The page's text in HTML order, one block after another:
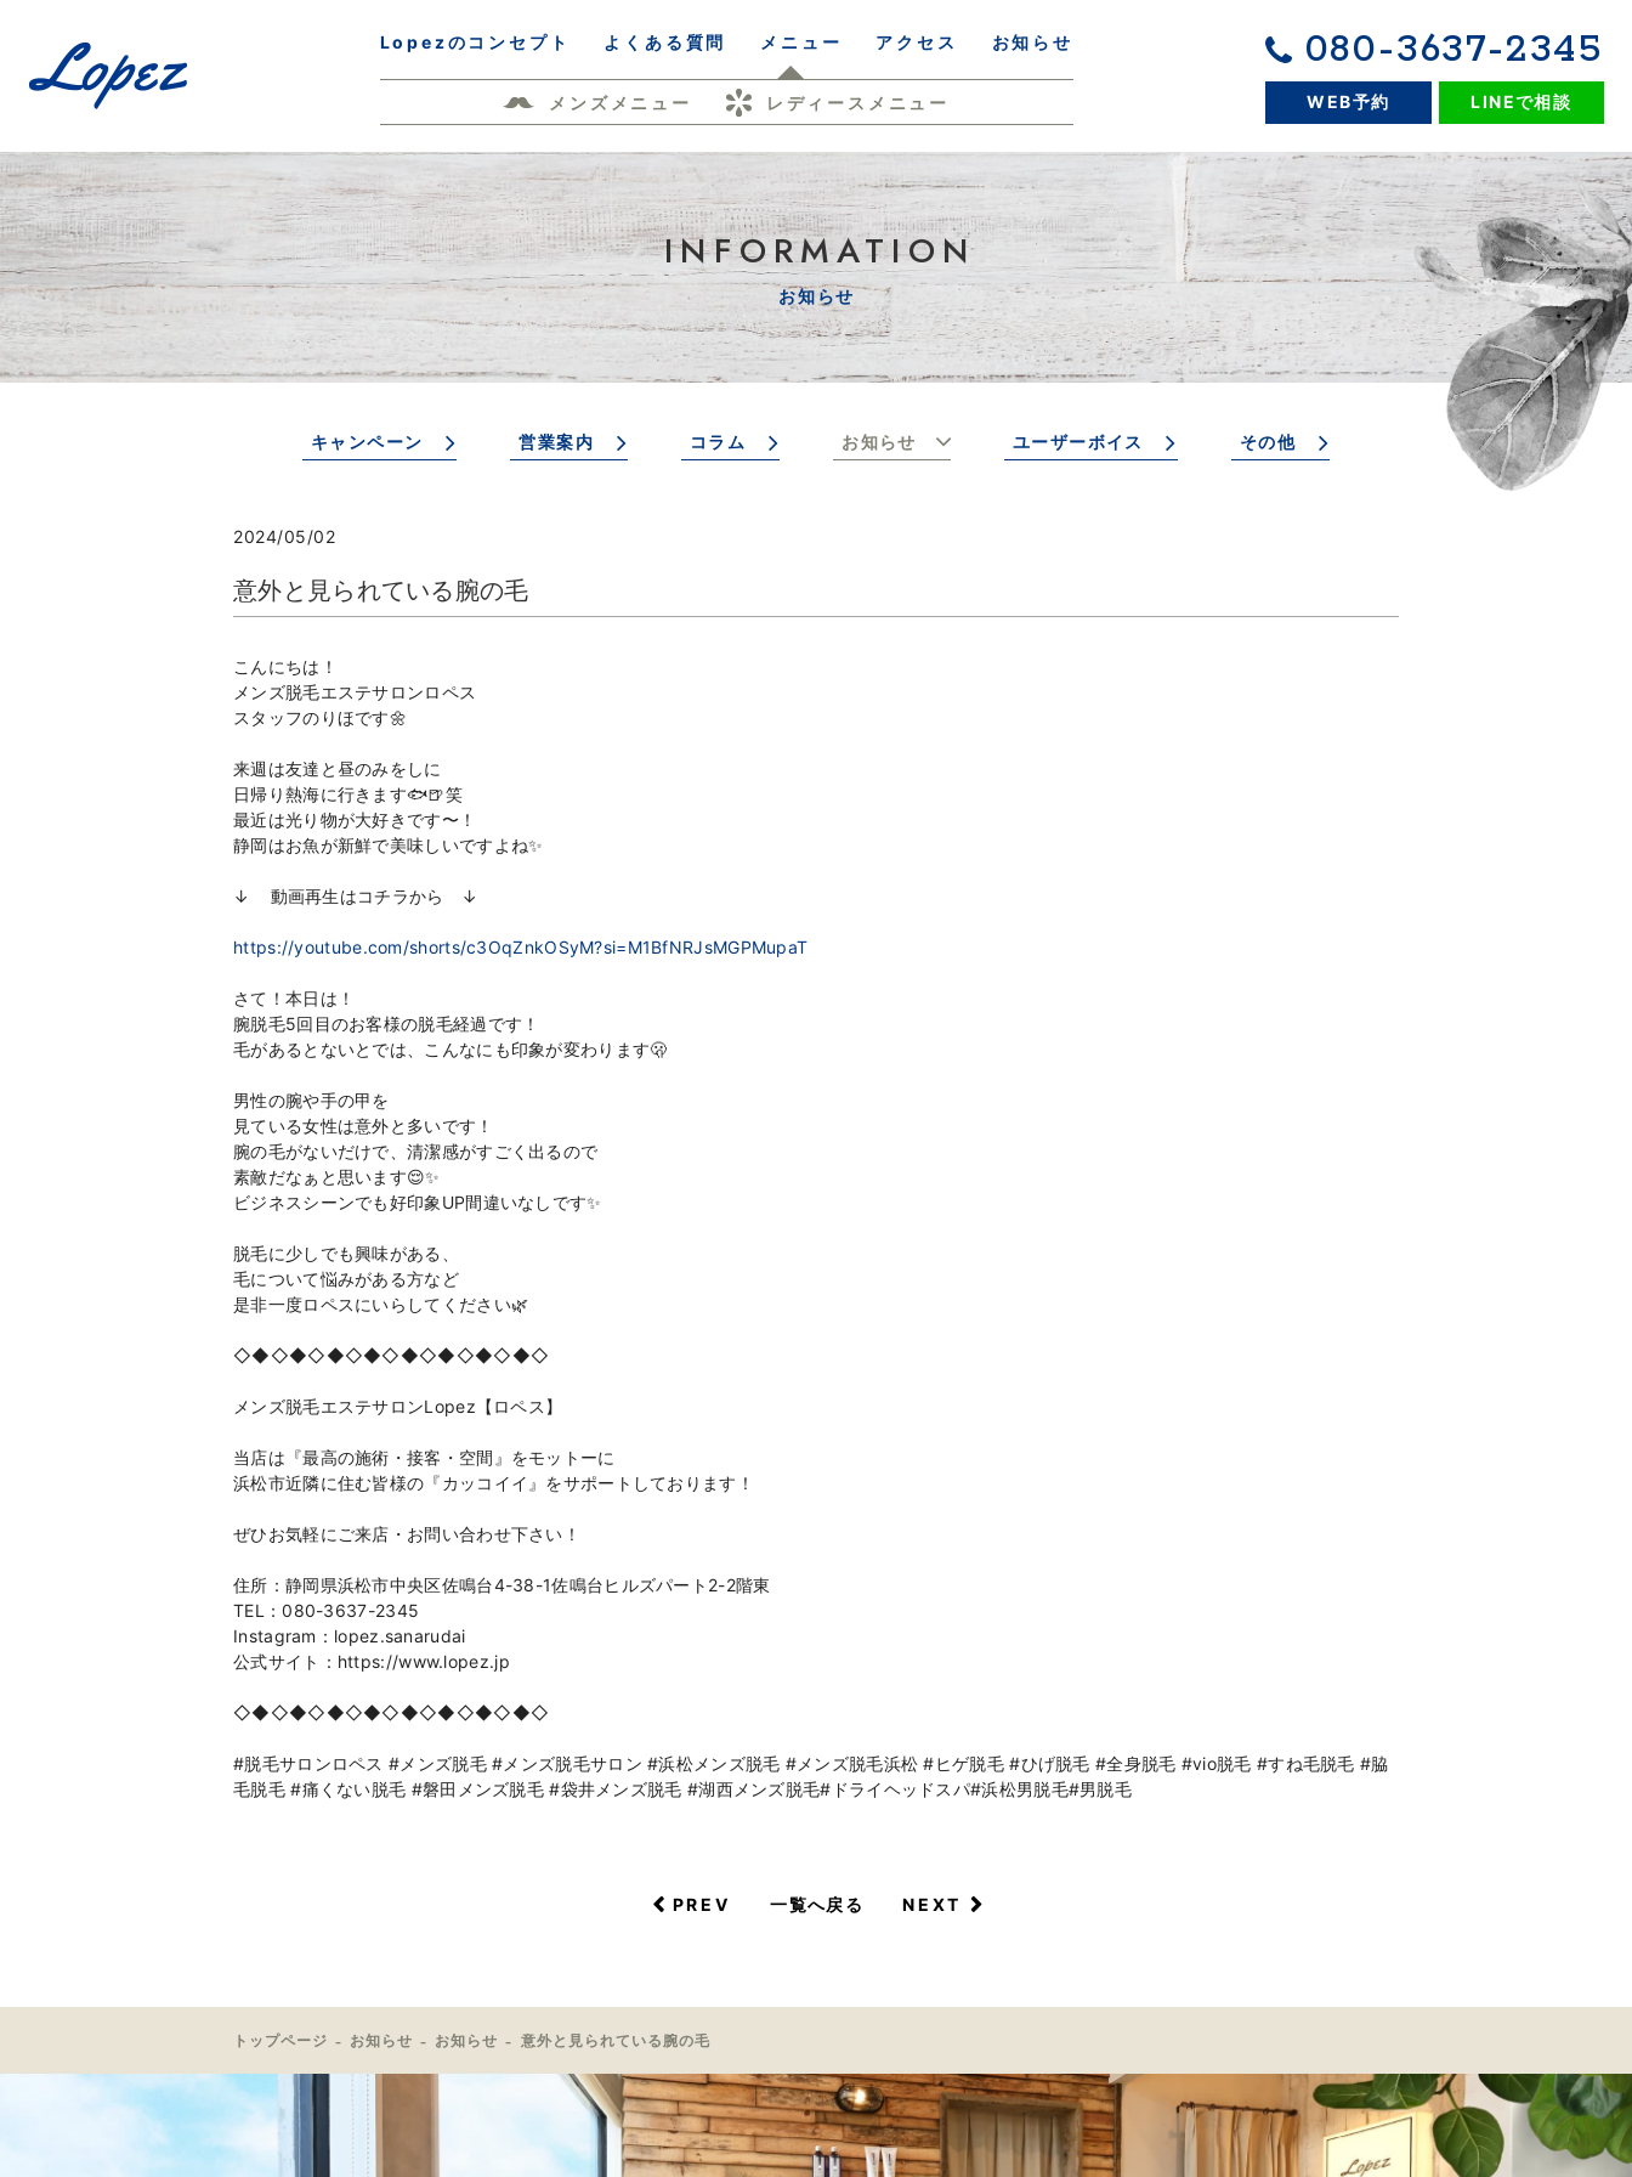
Lopezのコンセプト よくある質問 メニュー
メンズメニュー レディースメニュー
アクセス お知らせ 080-3637-2345
WEB予約 LINEで相談
INFORMATION
お知らせ
キャンペーン 営業案内 コラム お知らせ ユーザーボイス その他
2024/05/02
意外と見られている腕の毛
こんにちは！
メンズ脱毛エステサロンロペス
スタッフのりほです🌼
来週は友達と昼のみをしに
日帰り熱海に行きます🐟🍺笑
最近は光り物が大好きです〜！
静岡はお魚が新鮮で美味しいですよね✨
↓ 動画再生はコチラから ↓
https://youtube.com/shorts/c3OqZnkOSyM?si=M1BfNRJsMGPMupaT
さて！本日は！
腕脱毛5回目のお客様の脱毛経過です！
毛があるとないとでは、こんなにも印象が変わります🫢
男性の腕や手の甲を
見ている女性は意外と多いです！
腕の毛がないだけで、清潔感がすごく出るので
素敵だなぁと思います😌✨
ビジネスシーンでも好印象UP間違いなしです✨
脱毛に少しでも興味がある、
毛について悩みがある方など
是非一度ロペスにいらしてください🌿
◇◆◇◆◇◆◇◆◇◆◇◆◇◆◇◆◇
メンズ脱毛エステサロンLopez【ロペス】
当店は『最高の施術・接客・空間』をモットーに
浜松市近隣に住む皆様の『カッコイイ』をサポートしております！
ぜひお気軽にご来店・お問い合わせ下さい！
住所：静岡県浜松市中央区佐鳴台4-38-1佐鳴台ヒルズパート2-2階東
TEL：080-3637-2345
Instagram：lopez.sanarudai
公式サイト：https://www.lopez.jp
◇◆◇◆◇◆◇◆◇◆◇◆◇◆◇◆◇
#脱毛サロンロペス #メンズ脱毛 #メンズ脱毛サロン #浜松メンズ脱毛 #メンズ脱毛浜松 #ヒゲ脱毛 #ひげ脱毛 #全身脱毛 #vio脱毛 #すね毛脱毛 #脇
毛脱毛 #痛くない脱毛 #磐田メンズ脱毛 #袋井メンズ脱毛 #湖西メンズ脱毛#ドライヘッドスパ#浜松男脱毛#男脱毛
PREV 一覧へ戻る NEXT
トップページ お知らせ お知らせ 意外と見られている腕の毛